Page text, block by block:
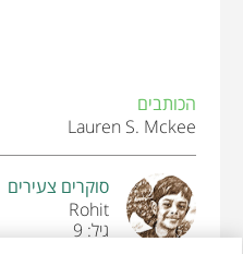
הכותבים
Lauren S. Mckee
סוקרים צעירים
Rohit
גיל: 9